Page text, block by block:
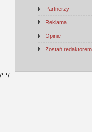
Partnerzy
Reklama
Opinie
Zostań redaktorem
/* */